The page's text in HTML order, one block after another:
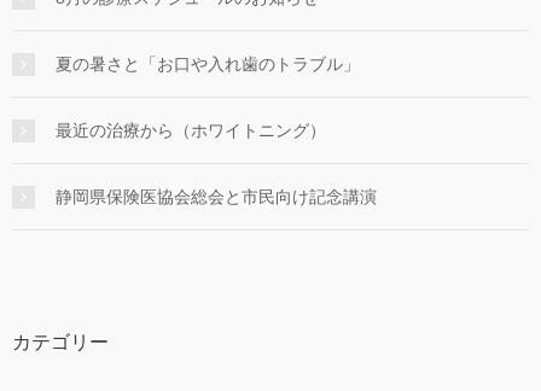
夏の暑さと「お口や入れ歯のトラブル」
最近の治療から（ホワイトニング）
静岡県保険医協会総会と市民向け記念講演
カテゴリー